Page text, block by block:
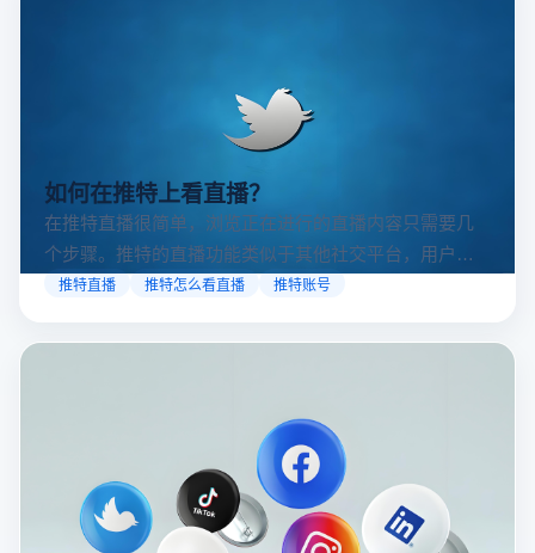
如何在推特上看直播？
在推特直播很简单，浏览正在进行的直播内容只需要几
个步骤。推特的直播功能类似于其他社交平台，用户可
以通过关注自己喜欢的账号、浏览话题标签或查看实时
可以随时随地参与实时互动，无论是关注新闻事件、休
推特直播 推特怎么看直播 推特账号